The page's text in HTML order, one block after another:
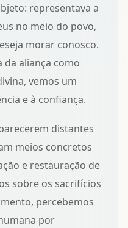
representava a
no meio do povo,
morar conosco.
da aliança como
, vemos um
e à confiança.
distantes
meios concretos
e restauração de
sobre os sacrifícios
, percebemos
por